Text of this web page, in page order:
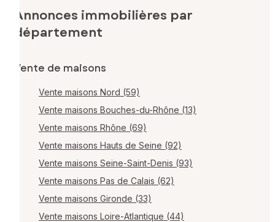
Annonces immobilières par
département
Vente de maisons
Vente maisons Nord (59)
Vente maisons Bouches-du-Rhône (13)
Vente maisons Rhône (69)
Vente maisons Hauts de Seine (92)
Vente maisons Seine-Saint-Denis (93)
Vente maisons Pas de Calais (62)
Vente maisons Gironde (33)
Vente maisons Loire-Atlantique (44)